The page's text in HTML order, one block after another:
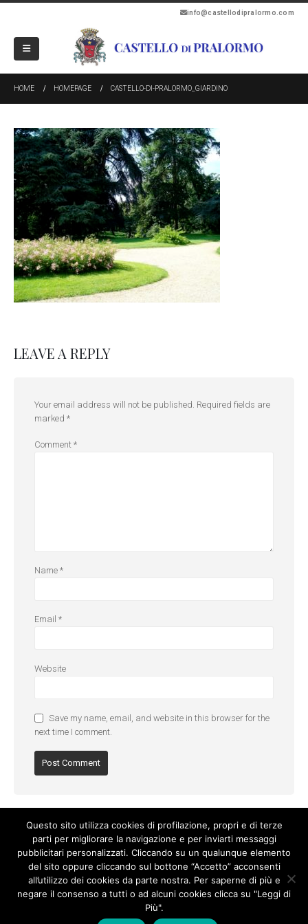
info@castellodipralormo.com
HOME HOMEPAGE CASTELLO-DI-PRALORMO_GIARDINO
LEAVE A REPLY
Your email address will not be published. Required fields are
marked *
Comment *
Name *
Email *
Website
Save my name, email, and website in this browser for the
next time I comment.
Privacy Policy
Questo sito utilizza cookies di profilazione, propri e di terze
parti per migliorare la navigazione e per inviarti messaggi
pubblicitari personalizzati. Cliccando su un qualunque elemento
del sito oppure cliccando sul bottone “Accetto” acconsenti
all’utilizzo dei cookies da parte nostra. Per saperne di più e
negare il consenso a tutti o ad alcuni cookies clicca su "Leggi di
Più".